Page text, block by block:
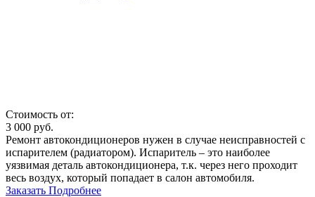
Стоимость от:
3 000 руб.
Ремонт автокондиционеров нужен в случае неисправностей с
испарителем (радиатором). Испаритель – это наиболее
уязвимая деталь автокондиционера, т.к. через него проходит
весь воздух, который попадает в салон автомобиля.
Заказать Подробнее